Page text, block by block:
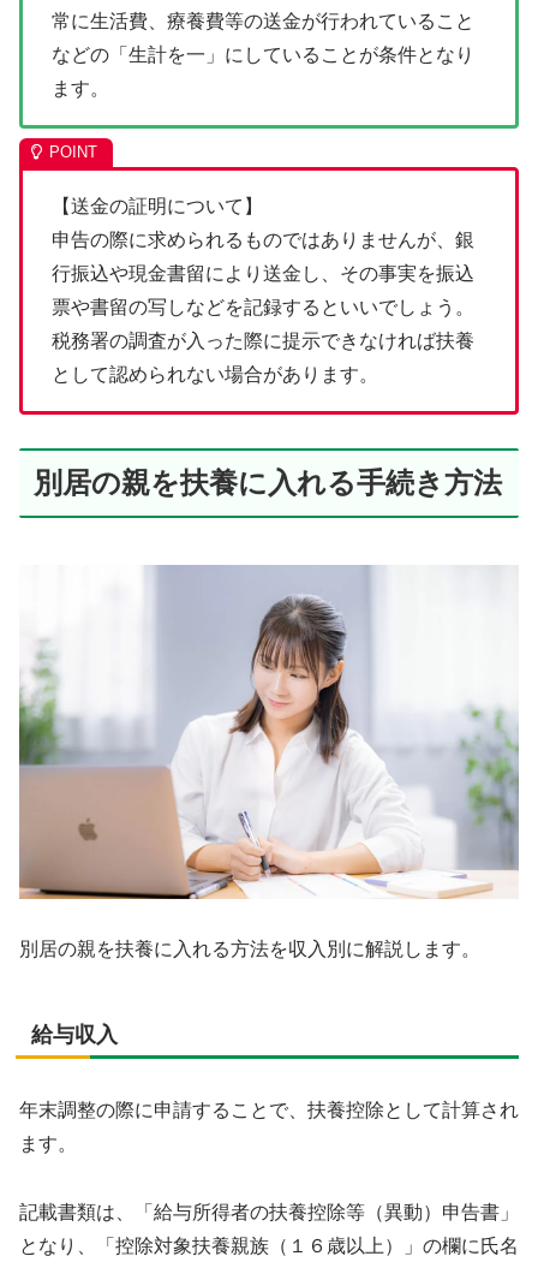
常に生活費、療養費等の送金が行われていること
などの「生計を一」にしていることが条件となり
ます。
【送金の証明について】
申告の際に求められるものではありませんが、銀
行振込や現金書留により送金し、その事実を振込
票や書留の写しなどを記録するといいでしょう。
税務署の調査が入った際に提示できなければ扶養
として認められない場合があります。
別居の親を扶養に入れる手続き方法
別居の親を扶養に入れる方法を収入別に解説します。
給与収入
年末調整の際に申請することで、扶養控除として計算され
ます。
記載書類は、「給与所得者の扶養控除等（異動）申告書」
となり、「控除対象扶養親族（１６歳以上）」の欄に氏名